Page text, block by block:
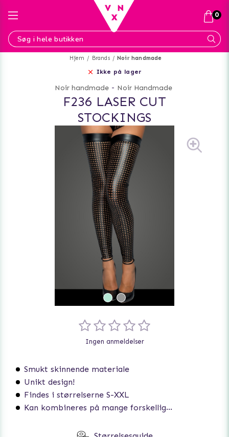
Hjem Brands Noir handmade
Ikke på lager
Noir handmade - Noir Handmade
F236 LASER CUT
STOCKINGS
Smukt skinnende materiale
Unikt design!
Findes i størrelserne S-XXL
Kan kombineres på mange forskellige måder
Ingen anmeldelser
0